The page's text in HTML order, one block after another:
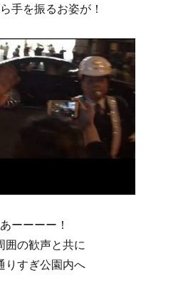
手を振るお姿が！
ーーーー！
囲の歓声と共に
りすぎ公園内へ